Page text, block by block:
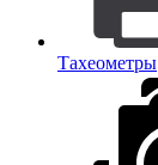
Тахеометры